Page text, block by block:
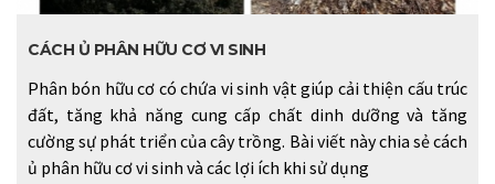
CÁCH Ủ PHÂN HỮU CƠ VI SINH
Phân bón hữu cơ có chứa vi sinh vật giúp cải thiện cấu trúc
đất, tăng khả năng cung cấp chất dinh dưỡng và tăng
cường sự phát triển của cây trồng. Bài viết này chia sẻ cách
ủ phân hữu cơ vi sinh và các lợi ích khi sử dụng